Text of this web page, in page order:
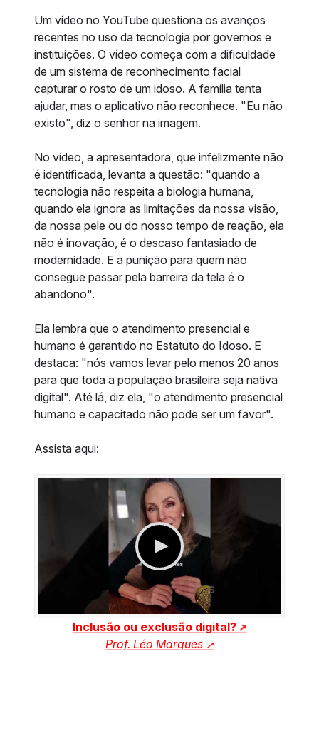
Um vídeo no YouTube questiona os avanços
recentes no uso da tecnologia por governos e
instituições. O vídeo começa com a dificuldade
de um sistema de reconhecimento facial
capturar o rosto de um idoso. A família tenta
ajudar, mas o aplicativo não reconhece. "Eu não
existo", diz o senhor na imagem.
No vídeo, a apresentadora, que infelizmente não
é identificada, levanta a questão: "quando a
tecnologia não respeita a biologia humana,
quando ela ignora as limitações da nossa visão,
da nossa pele ou do nosso tempo de reação, ela
não é inovação, é o descaso fantasiado de
modernidade. E a punição para quem não
consegue passar pela barreira da tela é o
abandono".
Ela lembra que o atendimento presencial e
humano é garantido no Estatuto do Idoso. E
destaca: "nós vamos levar pelo menos 20 anos
para que toda a população brasileira seja nativa
digital". Até lá, diz ela, "o atendimento presencial
humano e capacitado não pode ser um favor".
Assista aqui:
Inclusão ou exclusão digital?
Prof. Léo Marques